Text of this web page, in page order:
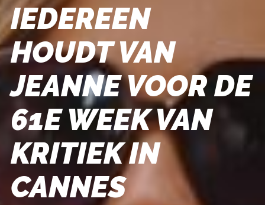
IEDEREEN
HOUDT VAN
JEANNE VOOR DE
61E WEEK VAN
KRITIEK IN
CANNES